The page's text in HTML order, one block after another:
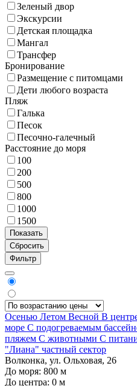
Зеленый двор
Экскурсии
Детская площадка
Мангал
Трансфер
Бронирование
Размещение с питомцами
Дети любого возраста
Пляж
Галька
Песок
Песочно-галечный
Расстояние до моря
100
200
500
800
1000
1500
Фильтр
Осенью Летом Весной В
море С подогреваемым
пляжем С животными С
"Лиана" частный сектор
Волконка, ул. Ольховая, 26
До моря: 800 м
До центра: 0 м